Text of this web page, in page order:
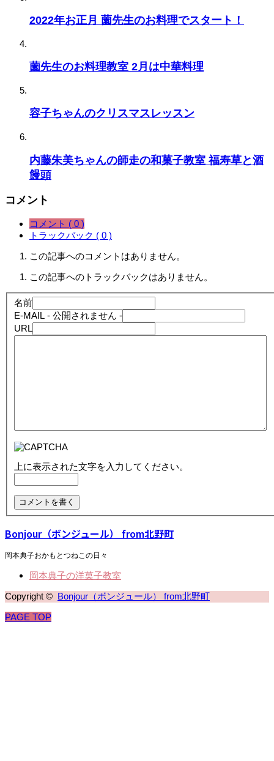
2022年お正月 薗先生のお料理でスタート！
薗先生のお料理教室 2月は中華料理
容子ちゃんのクリスマスレッスン
内藤朱美ちゃんの師走の和菓子教室 福寿草と酒
饅頭
コメント
コメント ( 0 )
トラックバック ( 0 )
この記事へのコメントはありません。
この記事へのトラックバックはありません。
名前
E-MAIL - 公開されません -
URL
上に表示された文字を入力してください。
Bonjour（ボンジュール） from北野町
岡本典子おかもとつねこの日々
岡本典子の洋菓子教室
Copyright © Bonjour（ボンジュール） from北野町
PAGE TOP